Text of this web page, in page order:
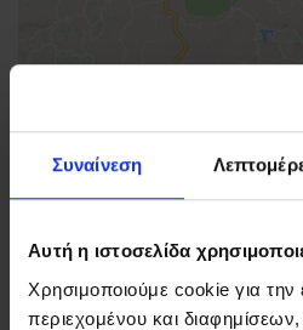
Συναίνεση
Αυτή η ιστοσελίδα
Χρησιμοποιούμε cookie για την
περιεχομένου και
FIND